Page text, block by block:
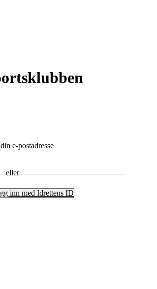
e-postadresse
eller
inn med Idrettens ID